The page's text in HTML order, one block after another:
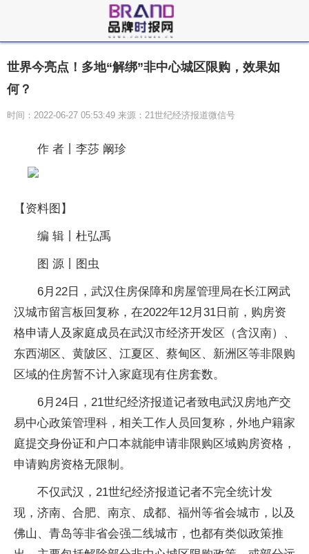
世界今亮点！多地“解绑”非中心城区限购，效果如
何？
时间：2022-06-27 05:53:49 来源：21世纪经济报道微信号
作 者丨李莎 阚珍
【资料图】
编 辑丨杜弘禹
图 源丨图虫
6月22日，武汉住房保障和房屋管理局在长江网武
汉城市留言板回复称，在2022年12月31日前，购房资
格申请人及家庭成员在武汉市经济开发区（含汉南）、
东西湖区、黄陂区、江夏区、蔡甸区、新洲区等非限购
区域的住房暂不计入家庭现有住房套数。
6月24日，21世纪经济报道记者致电武汉房地产交
易中心政策管理科，相关工作人员回复称，外地户籍家
庭提交身份证和户口本就能申请非限购区域购房资格，
申请购房资格无限制。
不仅武汉，21世纪经济报道记者不完全统计发
现，济南、合肥、南京、成都、福州等省会城市，以及
佛山、青岛等非省会强二线城市，也都有类似政策推